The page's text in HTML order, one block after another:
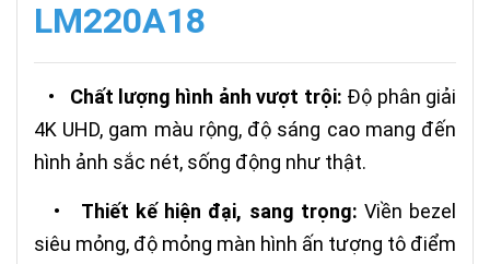
LM220A18
• Chất lượng hình ảnh vượt trội: Độ phân giải
4K UHD, gam màu rộng, độ sáng cao mang đến
hình ảnh sắc nét, sống động như thật.
• Thiết kế hiện đại, sang trọng: Viền bezel
siêu mỏng, độ mỏng màn hình ấn tượng tô điểm